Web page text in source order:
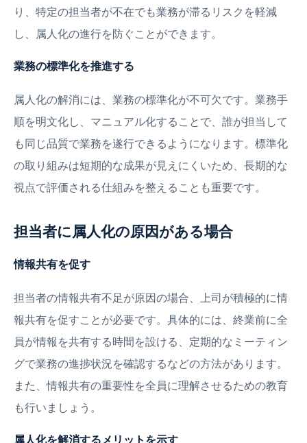
り、特定の担当者が不在でも業務が滞るリスクを軽減
し、属人化の進行を防ぐことができます。
業務の標準化を推進する
属人化の解消には、業務の標準化が不可欠です。業務手
順を明文化し、マニュアル化することで、誰が担当して
も同じ品質で業務を遂行できるようになります。標準化
の取り組みは短期的な成果が見えにくいため、長期的な
視点で評価される仕組みを整えることも重要です。
担当者に属人化の原因がある場合
情報共有を促す
担当者の情報共有不足が原因の場合、上司が積極的に情
報共有を促すことが必要です。具体的には、終業前に全
員が情報を共有する時間を設ける、定期的なミーティン
グで業務の進捗状況を確認するなどの方法があります。
また、情報共有の重要性を全員に理解させるための教育
も行いましょう。
属人化を解消するメリットを示す